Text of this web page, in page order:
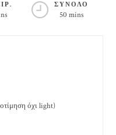
ΣΥΝΟΛΟ
50 mins
όχι light)